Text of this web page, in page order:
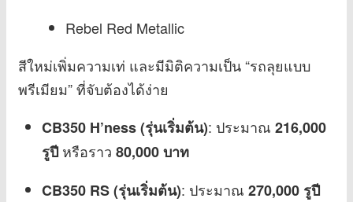
Rebel Red Metallic
สีใหม่เพิ่มความเท่ และมีมิติความเป็น “รถลุยแบบ
พรีเมียม” ที่จับต้องได้ง่าย
CB350 H’ness (รุ่นเริ่มต้น): ประมาณ 216,000
รูปี หรือราว 80,000 บาท
CB350 RS (รุ่นเริ่มต้น): ประมาณ 270,000 รูปี